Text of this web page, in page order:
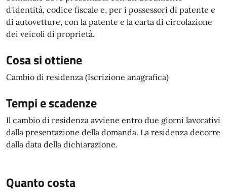
d'identità, codice fiscale e, per i possessori di patente e
di autovetture, con la patente e la carta di circolazione
dei veicoli di proprietà.
Cosa si ottiene
Cambio di residenza (Iscrizione anagrafica)
Tempi e scadenze
Il cambio di residenza avviene entro due giorni lavorativi
dalla presentazione della domanda. La residenza decorre
dalla data della dichiarazione.
Quanto costa